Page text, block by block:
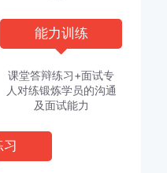
能力训练
课堂答辩练习+面试专
人对练锻炼学员的沟通
及面试能力
习